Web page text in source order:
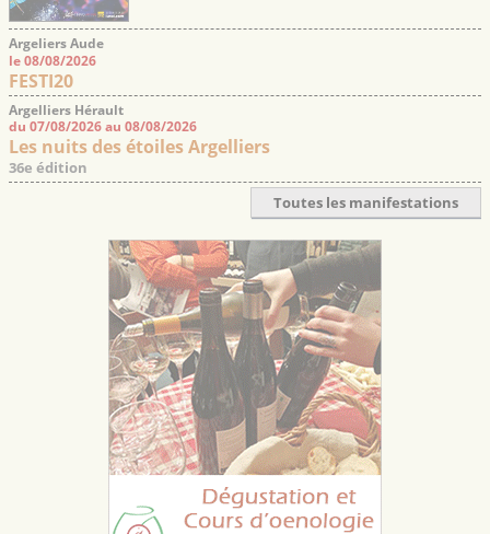
Argeliers Aude
le 08/08/2026
FESTI20
Argelliers Hérault
du 07/08/2026 au 08/08/2026
Les nuits des étoiles Argelliers
36e édition
Toutes les manifestations